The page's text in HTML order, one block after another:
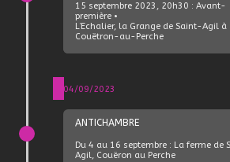
15 septembre 2023, 20h30 : Avant-
première •
L’Echalier, la Grange de Saint-Agil à
Couëtron-au-Perche
04/09/2023
ANTICHAMBRE
Du 4 au 16 septembre : La ferme de
Agil, Couëron au Perche